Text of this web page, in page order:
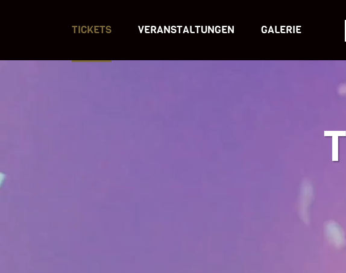
TICKETS VERANSTALTUNGEN GALERIE